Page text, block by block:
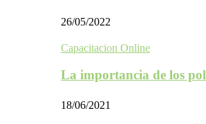
26/05/2022
Capacitacion Online
La importancia de los
18/06/2021